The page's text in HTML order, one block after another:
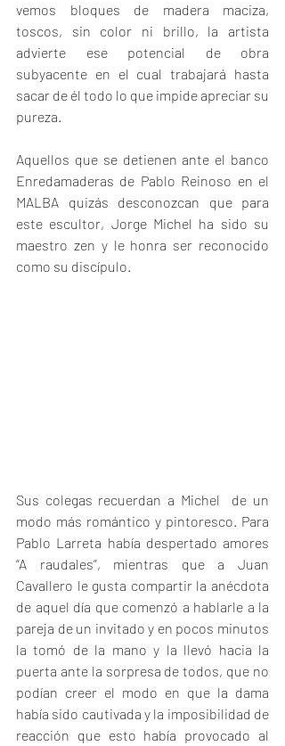
vemos bloques de madera maciza,
toscos, sin color ni brillo, la artista
advierte ese potencial de obra
subyacente en el cual trabajará hasta
sacar de él todo lo que impide apreciar su
pureza.
Aquellos que se detienen ante el banco
Enredamaderas de Pablo Reinoso en el
MALBA quizás desconozcan que para
este escultor, Jorge Michel ha sido su
maestro zen y le honra ser reconocido
como su discípulo.
Sus colegas recuerdan a Michel  de un
modo más romántico y pintoresco. Para
Pablo Larreta había despertado amores
“A raudales”, mientras que a Juan
Cavallero le gusta compartir la anécdota
de aquel día que comenzó a hablarle a la
pareja de un invitado y en pocos minutos
la tomó de la mano y la llevó hacia la
puerta ante la sorpresa de todos, que no
podían creer el modo en que la dama
había sido cautivada y la imposibilidad de
reacción que esto había provocado al